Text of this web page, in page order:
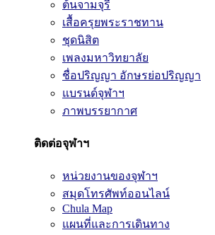
ต้นจามจุรี
เสื้อครุยพระราชทาน
ชุดนิสิต
เพลงมหาวิทยาลัย
ชื่อปริญญา อักษรย่อปริญญา
แบรนด์จุฬาฯ
ภาพบรรยากาศ
ติดต่อจุฬาฯ
หน่วยงานของจุฬาฯ
สมุดโทรศัพท์ออนไลน์
Chula Map
แผนที่และการเดินทาง